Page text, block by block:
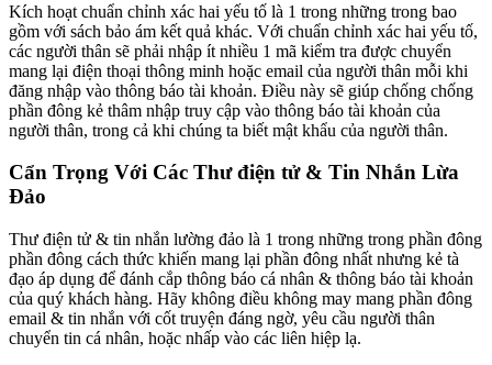
Kích hoạt chuẩn chỉnh xác hai yếu tố là 1 trong những trong bao
gồm với sách bảo ám kết quả khác. Với chuẩn chỉnh xác hai yếu tố,
các người thân sẽ phải nhập ít nhiều 1 mã kiểm tra được chuyển
mang lại điện thoại thông minh hoặc email của người thân mỗi khi
đăng nhập vào thông báo tài khoản. Điều này sẽ giúp chống chống
phần đông kẻ thâm nhập truy cập vào thông báo tài khoản của
người thân, trong cả khi chúng ta biết mật khẩu của người thân.
Cẩn Trọng Với Các Thư điện tử & Tin Nhắn Lừa
Đảo
Thư điện tử & tin nhắn lường đảo là 1 trong những trong phần đông
phần đông cách thức khiến mang lại phần đông nhất nhưng kẻ tà
đạo áp dụng để đánh cắp thông báo cá nhân & thông báo tài khoản
của quý khách hàng. Hãy không điều không may mang phần đông
email & tin nhắn với cốt truyện đáng ngờ, yêu cầu người thân
chuyển tin cá nhân, hoặc nhấp vào các liên hiệp lạ.